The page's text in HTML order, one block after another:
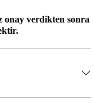
onay verdikten sonra